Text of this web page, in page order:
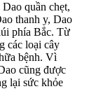
quần chẹt,
thanh y, Dao
phía Bắc. Từ
các loại cây
bệnh. Vì
cũng được
lại sức khỏe